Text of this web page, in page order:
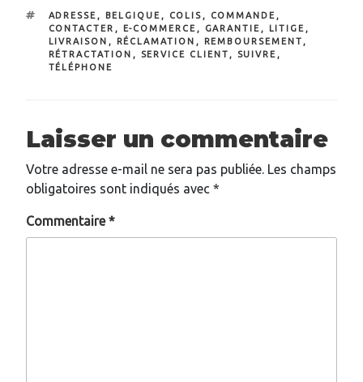
ÉTIQUETTES
ADRESSE , BELGIQUE , COLIS , COMMANDE ,
CONTACTER , E-COMMERCE , GARANTIE , LITIGE ,
LIVRAISON , RÉCLAMATION , REMBOURSEMENT ,
RÉTRACTATION , SERVICE CLIENT , SUIVRE ,
TÉLÉPHONE
Laisser un commentaire
Votre adresse e-mail ne sera pas publiée. Les champs
obligatoires sont indiqués avec *
Commentaire*